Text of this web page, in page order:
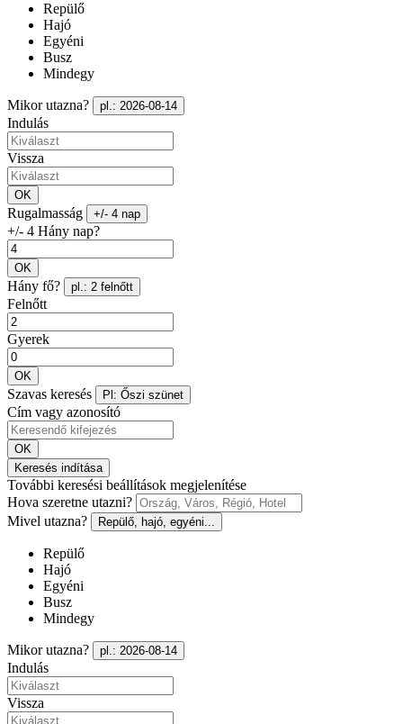
Repülő
Hajó
Egyéni
Busz
Mindegy
Mikor utazna? pl.: 2026-08-14
Indulás
Vissza
OK
Rugalmasság +/- 4 nap
+/- 4 Hány nap?
OK
Hány fő? pl.: 2 felnőtt
Felnőtt
Gyerek
OK
Szavas keresés Pl: Őszi szünet
Cím vagy azonosító
OK
Keresés indítása
További keresési beállítások megjelenítése
Hova szeretne utazni?
Mivel utazna?
Repülő, hajó, egyéni...
Repülő
Hajó
Egyéni
Busz
Mindegy
Mikor utazna? pl.: 2026-08-14
Indulás
Vissza